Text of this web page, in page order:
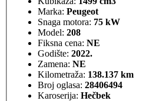
Marka: Peugeot
Snaga motora: 75 kW
Model: 208
Fiksna cena: NE
Godište: 2022.
Zamena: NE
Kilometraža: 138.137 km
Broj oglasa: 28406494
Karoserija: Hečbek